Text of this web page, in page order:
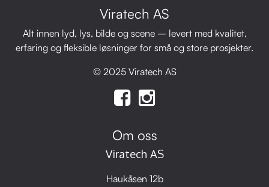
Viratech AS
Alt innen lyd, lys, bilde og scene – levert med kvalitet,
erfaring og fleksible løsninger for små og store prosjekter.
© 2025 Viratech AS
Om oss
Viratech AS
Haukåsen 12b